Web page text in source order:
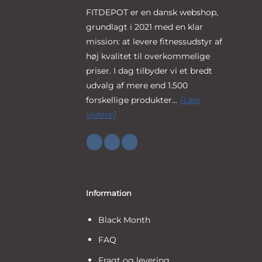
FITDEPOT er en dansk webshop,
grundlagt i 2021 med en klar
mission: at levere fitnessudstyr af
høj kvalitet til overkommelige
priser. I dag tilbyder vi et bredt
udvalg af mere end 1.500
forskellige produkter... [Læs
videre]
Information
Black Month
FAQ